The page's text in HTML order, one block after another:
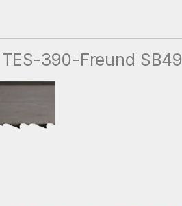
390-Freund SB49